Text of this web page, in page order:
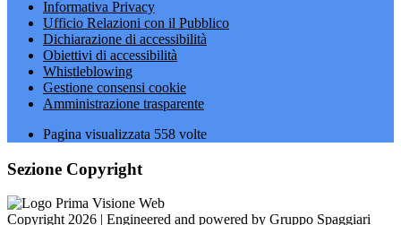
Informativa Privacy
Ufficio Relazioni con il Pubblico
Dichiarazione di accessibilità
Obiettivi di accessibilità
Whistleblowing
Gestione consensi cookie
Amministrazione trasparente
Pagina visualizzata 558 volte
Sezione Copyright
Copyright 2026 | Engineered and powered by Gruppo Spaggiari